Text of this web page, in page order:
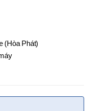
(Hòa Phát)